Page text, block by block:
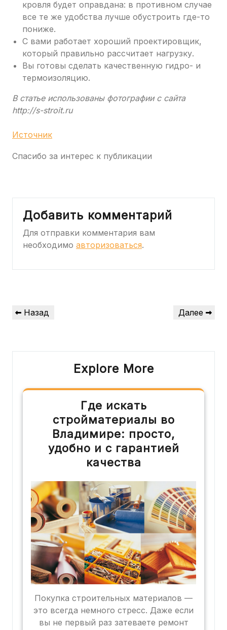
кровля будет оправдана: в противном случае
все те же удобства лучше обустроить где-то
пониже.
С вами работает хороший проектировщик,
который правильно рассчитает нагрузку.
Вы готовы сделать качественную гидро- и
термоизоляцию.
В статье использованы фотографии с сайта
http://s-stroit.ru
Источник
Спасибо за интерес к публикации
Добавить комментарий
Для отправки комментария вам
необходимо авторизоваться.
Навигация
по
Предыдущая
Назад
Следующая
Далее
Explore More
Где искать
стройматериалы во
Владимире: просто,
удобно и с гарантией
качества
Покупка строительных материалов —
это всегда немного стресс. Даже если
вы не первый раз затеваете ремонт